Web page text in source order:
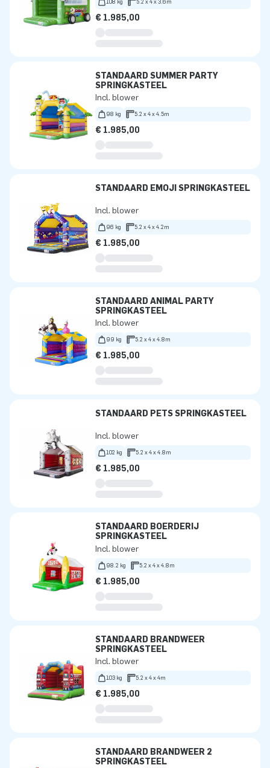
€ 1.985,00
STANDAARD SUMMER PARTY
SPRINGKASTEEL
Incl. blower
98 kg 5.2 x 4 x 4.5m
€ 1.985,00
STANDAARD EMOJI SPRINGKASTEEL
Incl. blower
96 kg 5.2 x 4 x 4.2m
€ 1.985,00
STANDAARD ANIMAL PARTY
SPRINGKASTEEL
Incl. blower
99 kg 5.2 x 4 x 4.8m
€ 1.985,00
STANDAARD PETS SPRINGKASTEEL
Incl. blower
102 kg 5.2 x 4 x 4.8m
€ 1.985,00
STANDAARD BOERDERIJ
SPRINGKASTEEL
Incl. blower
98.2 kg 5.2 x 4 x 4.8m
€ 1.985,00
STANDAARD BRANDWEER
SPRINGKASTEEL
Incl. blower
103 kg 5.2 x 4 x 4m
€ 1.985,00
STANDAARD BRANDWEER 2
SPRINGKASTEEL